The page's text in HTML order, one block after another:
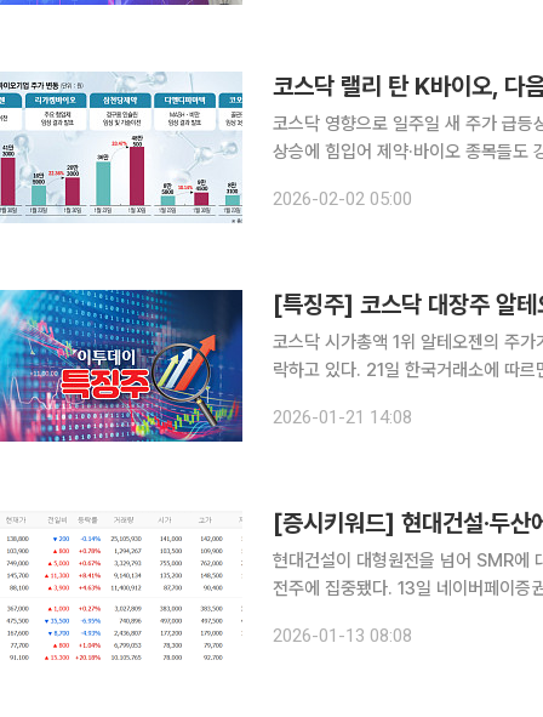
코스닥 랠리 탄 K바이오, 다
코스닥 영향으로 일주일 새 주가 급등상승
상승에 힘입어 제약·바이오 종목들도
단순 반등을 넘어 기업 가치가 재평가
2026-02-02 05:00
[특징주] 코스닥 대장주 알
코스닥 시가총액 1위 알테오젠의 주
락하고 있다. 21일 한국거래소에 따르면 오후 2시5분 알테오젠은 전 거래일 대비 21.62% 내린 37
4200억 원 규모의 기술이전 계약을
2026-01-21 14:08
[증시키워드] 현대건설·두
현대건설이 대형원전을 넘어 SMR에
전주에 집중됐다. 13일 네이버페이증권에 따르면 검색 상위 종목은 삼성전자, 디앤디파마텍, SK하
설업계 부진으로 큰 힘을 받지 못했던
2026-01-13 08:08